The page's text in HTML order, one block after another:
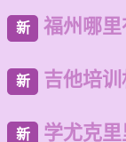
新 福州哪
新 吉他培
新 学尤克